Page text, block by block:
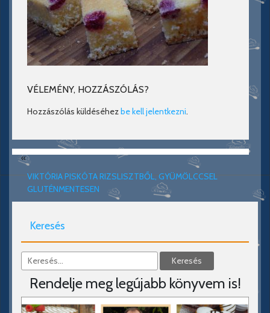
VÉLEMÉNY, HOZZÁSZÓLÁS?
Hozzászólás küldéséhezbe kell jelentkezni.
«
VIKTÓRIA PISKÓTA RIZSLISZTBŐL, GYÜMÖLCCSEL
GLUTÉNMENTESEN
Keresés
Rendelje meg legújabb könyvem is!